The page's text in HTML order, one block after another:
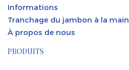
Informations
Tranchage du jambon à la main
À propos de nous
PRODUITS